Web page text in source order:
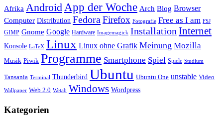
Afrika Android App der Woche Arch Blog Browser
Computer Distribution Fedora Firefox Fotografie Free as I am FSJ
GIMP Gnome Google Hardware Imagemagick Installation Internet
Konsole LaTeX Linux Linux ohne Grafik Meinung Mozilla
Musik Piwik Programme Smartphone Spiel Spiele Studium
Tansania Terminal Thunderbird Ubuntu Ubuntu One unstable Video
Wallpaper Web 2.0 Wetab Windows Wordpress
Kategorien